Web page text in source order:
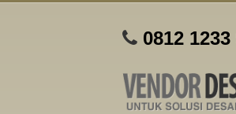
0812 1233